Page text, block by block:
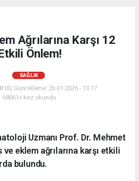
Ağrılarına Karşı 12
Önlem!
SAĞLIK
Güncelleme: 26.01.2026 - 13:17
68061+ kez okundu.
Uzmanı Prof. Dr. Mehmet
eklem ağrılarına karşı etkili
bulundu.